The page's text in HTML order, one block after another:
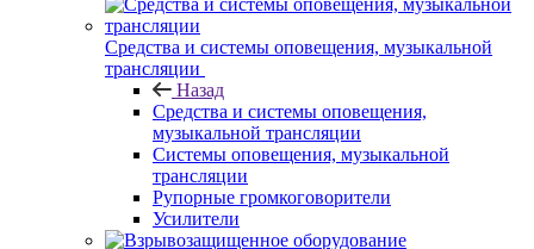
Средства и системы оповещения, музыкальной
трансляции
Назад
Средства и системы оповещения,
музыкальной трансляции
Системы оповещения, музыкальной
трансляции
Рупорные громкоговорители
Усилители